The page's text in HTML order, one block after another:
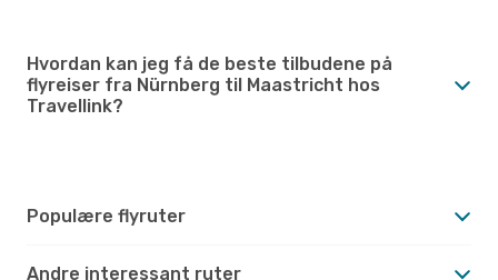
Hvordan kan jeg få de beste tilbudene på
flyreiser fra Nürnberg til Maastricht hos
Travellink?
Populære flyruter
Andre interessant ruter